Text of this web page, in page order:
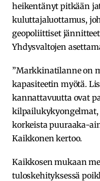
heikentänyt pitkään
kuluttajaluottamus,
geopoliittiset
Yhdysvaltojen
”Markkinatilanne on
kapasiteetin myötä.
kannattavuutta ovat
korkeista puuraaka-
Kaikkonen kertoo.
Kaikkosen mukaan
tuloskehityksessä